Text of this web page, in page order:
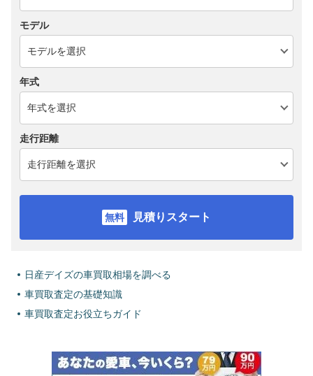
モデル
年式
走行距離
見積りスタート
日産デイズの車買取相場を調べる
車買取査定の基礎知識
車買取査定お役立ちガイド